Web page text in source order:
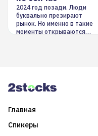
2024 год позади. Люди
буквально презирают
рынок. Но именно в такие
моменты открываются
Главная
Спикеры